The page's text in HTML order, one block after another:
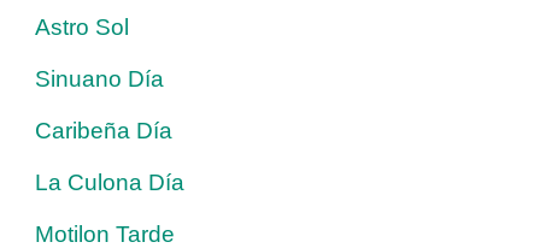
Astro Sol
Sinuano Día
Caribeña Día
La Culona Día
Motilon Tarde